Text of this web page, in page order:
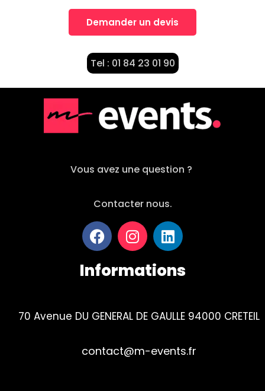
Demander un devis
Tel : 01 84 23 01 90
Vous avez une question ?
Contacter nous.
Informations
70 Avenue DU GENERAL DE GAULLE 94000 CRETEIL
contact@m-events.fr